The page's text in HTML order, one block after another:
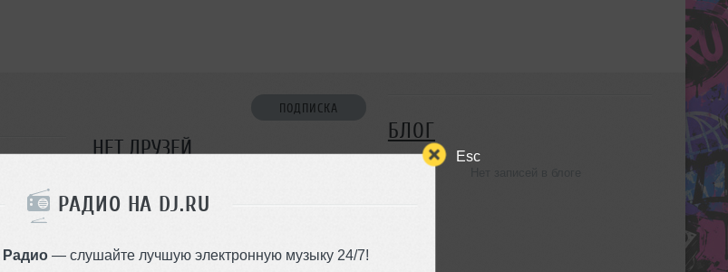
Esc
РАДИО НА DJ.RU
Радио— слушайте лучшую электронную музыку 24/7!
ПОДПИСКА
НЕТ ДРУЗЕЙ
БЛОГ